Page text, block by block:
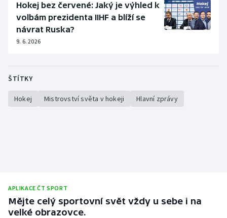
Hokej bez červené: Jaký je výhled k
volbám prezidenta IIHF a blíží se
návrat Ruska?
9. 6. 2026
ŠTÍTKY
Hokej Mistrovství světa v hokeji Hlavní zprávy
APLIKACE ČT SPORT
Mějte celý sportovní svět vždy u sebe i na
velké obrazovce.